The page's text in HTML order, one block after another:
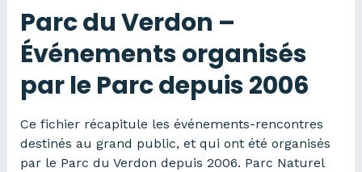
Parc du Verdon –
Événements organisés
par le Parc depuis 2006
Ce fichier récapitule les événements-rencontres
destinés au grand public, et qui ont été organisés
par le Parc du Verdon depuis 2006. Parc Naturel